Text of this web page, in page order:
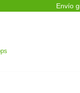
Envío